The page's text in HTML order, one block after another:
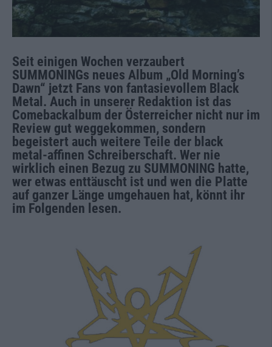
Seit einigen Wochen verzaubert
SUMMONINGs neues Album „Old Morning’s
Dawn“ jetzt Fans von fantasievollem Black
Metal. Auch in unserer Redaktion ist das
Comebackalbum der Österreicher nicht nur im
Review gut weggekommen, sondern
begeistert auch weitere Teile der black
metal-affinen Schreiberschaft. Wer nie
wirklich einen Bezug zu SUMMONING hatte,
wer etwas enttäuscht ist und wen die Platte
auf ganzer Länge umgehauen hat, könnt ihr
im Folgenden lesen.